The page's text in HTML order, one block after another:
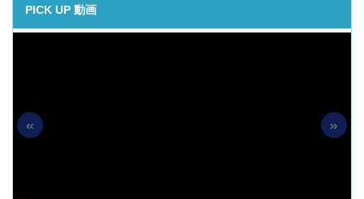
PICK UP 動画
« »